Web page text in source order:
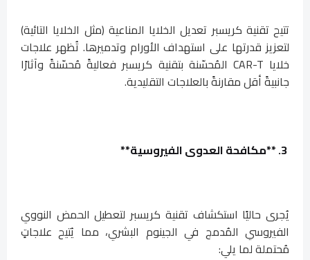
تتيح تقنية كريسبر تعديل الخلايا المناعية (مثل الخلايا التائية)
لتعزيز قدرتها على استهداف الأورام وتدميرها. تُظهر علاجات
خلايا CAR-T المُحسّنة بتقنية كريسبر فعاليةً مُحسّنةً وآثارًا
جانبيةً أقل مقارنةً بالعلاجات التقليدية.
يُجرى حاليًا استكشاف تقنية كريسبر لتعطيل الحمض النووي
الفيروسي المُدمج في الجينوم البشري، مما يُتيح علاجاتٍ
مُحتملة لما يلي: